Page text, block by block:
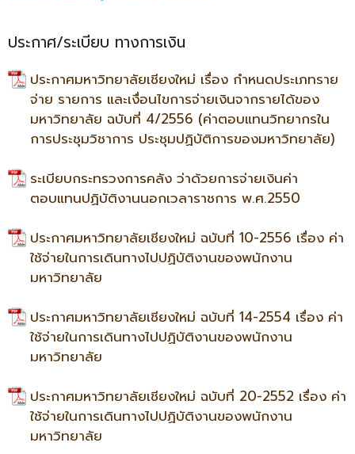
ประกาศ/ระเบียบ ทางการเงิน
ประกาศมหาวิทยาลัยเชียงใหม่ เรื่อง กำหนดประเภทราย
จ่าย รายการ และเงื่อนไขการจ่ายเงินจากรายได้ของ
มหาวิทยาลัย ฉบับที่ 4/2556 (ค่าตอบแทนวิทยากรใน
การประชุมวิชาการ ประชุมปฏิบัติการของมหาวิทยาลัย)
ระเบียบกระทรวงการคลัง ว่าด้วยการจ่ายเงินค่า
ตอบแทนปฏิบัติงานนอกเวลาราชการ พ.ศ.2550
ประกาศมหาวิทยาลัยเชียงใหม่ ฉบับที่ 10-2556 เรื่อง ค่า
ใช้จ่ายในการเดินทางไปปฏิบัติงานของพนักงาน
มหาวิทยาลัย
ประกาศมหาวิทยาลัยเชียงใหม่ ฉบับที่ 14-2554 เรื่อง ค่า
ใช้จ่ายในการเดินทางไปปฏิบัติงานของพนักงาน
มหาวิทยาลัย
ประกาศมหาวิทยาลัยเชียงใหม่ ฉบับที่ 20-2552 เรื่อง ค่า
ใช้จ่ายในการเดินทางไปปฏิบัติงานของพนักงาน
มหาวิทยาลัย